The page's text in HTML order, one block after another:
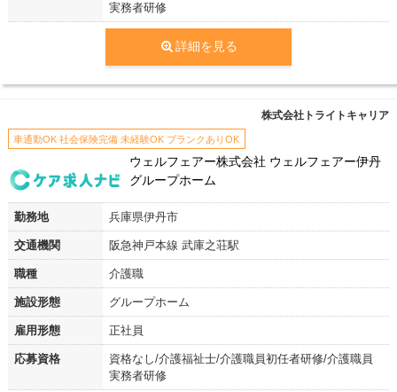
実務者研修
詳細を見る
株式会社トライトキャリア
車通勤OK 社会保険完備 未経験OK ブランクありOK
ウェルフェアー株式会社 ウェルフェアー伊丹
グループホーム
勤務地 兵庫県伊丹市
交通機関 阪急神戸本線 武庫之荘駅
職種 介護職
施設形態 グループホーム
雇用形態 正社員
応募資格
資格なし/介護福祉士/介護職員初任者研修/介護職員
実務者研修